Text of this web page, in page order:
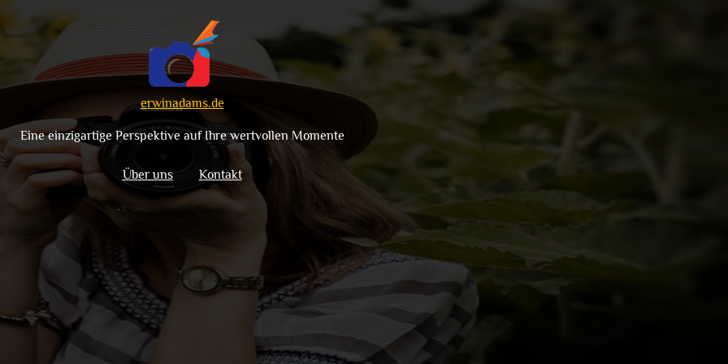
erwinadams.de
Eine einzigartige Perspektive auf Ihre wertvollen Momente
Über uns Kontakt